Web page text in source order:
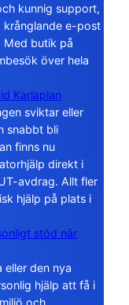
kunnig support,
krånglande e-post
Med butik på
över hela
Karlaplan
sviktar eller
snabbt bli
finns nu
direkt i
avdrag. Allt fler
hjälp på plats i
stöd när
eller den nya
hjälp att få i
och